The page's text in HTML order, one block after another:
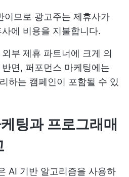
이므로 광고주는 제휴사가
에 비용을 지불합니다.
부 제휴 파트너에 크게 의
면, 퍼포먼스 마케팅에는
하는 캠페인이 포함될 수 있
팅과 프로그래매
AI 기반 알고리즘을 사용하